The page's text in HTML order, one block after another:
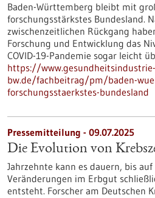
Baden-Württemberg bleibt mit
forschungsstärkstes Bundesland.
zwischenzeitlichen Rückgang
Forschung und Entwicklung das
COVID-19-Pandemie sogar leicht
https://www.gesundheitsindustrie-
bw.de/fachbeitrag/pm/baden-
forschungsstaerkstes-bundesland
Pressemitteilung - 09.07.2025
Die Evolution von
Jahrzehnte kann es dauern, bis
Veränderungen im Erbgut
entsteht. Forscher am Deutschen